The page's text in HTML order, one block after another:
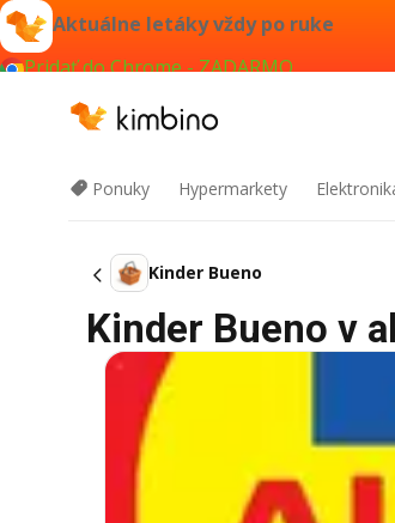
Aktuálne letáky vždy po ruke
Pridať do Chrome - ZADARMO
Ponuky Hypermarkety
Kinder Bueno
Kinder Bueno v